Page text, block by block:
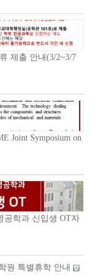
제출 안내(3/2~3/7
Joint Symposium on
공학과 신입생 OT자
원 특별휴학 안내